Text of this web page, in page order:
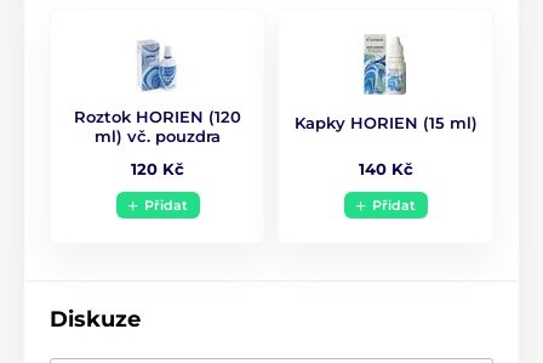
Roztok HORIEN (120
ml) vč. pouzdra
120 Kč
Přidat
Kapky HORIEN (15 ml)
140 Kč
Přidat
Diskuze